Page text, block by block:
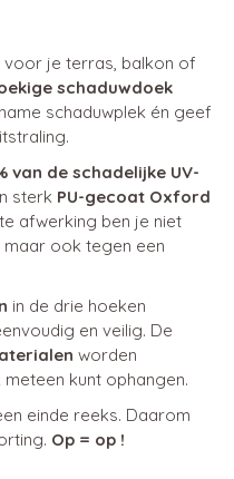
voor je terras, balkon of
schaduwdoek
schaduwplek én geef
van de schadelijke UV-
sterk PU-gecoat Oxford
afwerking ben je niet
maar ook tegen een
in de drie hoeken
en veilig. De
worden
kunt ophangen.
einde reeks. Daarom
Op = op !